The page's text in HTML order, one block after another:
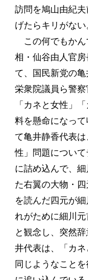
訪問を鳩山由紀
げたらキリがない
この何でもかん
相・仙谷由人官
て、国民新党の
栄衆院議員ら警察
「カネと女性」
料を懸命になっ
て亀井静香代表
性」問題につい
に詰め込んで、
た右翼の大物・
を読んだ四元が
れがために細川元
と観念し、突然
井代表は、「カ
同じようなこと